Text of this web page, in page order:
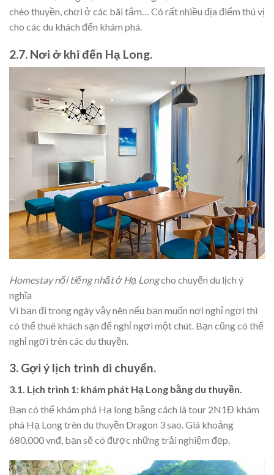
chèo thuyền, chơi ở các bãi tắm… Có rất nhiều địa điểm thú vị
cho các du khách đến khám phá.
2.7. Nơi ở khi đến Hạ Long.
Homestay nổi tiếng nhất ở Hạ Longcho chuyến du lịch ý
nghĩa
Vì bạn đi trong ngày vậy nên nếu bạn muốn nơi nghỉ ngơi thì
có thể thuê khách sạn để nghỉ ngơi một chút. Bạn cũng có thể
nghỉ ngơi trên các du thuyền.
3. Gợi ý lịch trình di chuyển.
3.1. Lịch trình 1: khám phát Hạ Long bằng du thuyền.
Bạn có thể khám phá Hạ long bằng cách là tour 2N1Đ khám
phá Hạ Long trên du thuyền Dragon 3 sao. Giá khoảng
680.000 vnđ, bạn sẽ có được những trải nghiệm đẹp.